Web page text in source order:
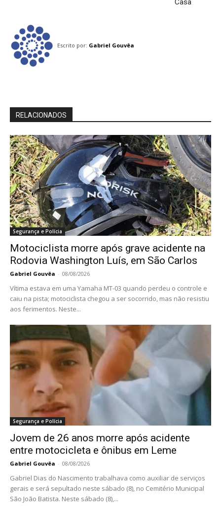
Casa
Escrito por: Gabriel Gouvêa
RELACIONADOS
Segurança e Polícia
Motociclista morre após grave acidente na
Rodovia Washington Luís, em São Carlos
Gabriel Gouvêa - 08/08/2026
Vítima estava em uma Yamaha MT-03 quando perdeu o controle e
caiu na pista; motociclista chegou a ser socorrido, mas não resistiu
aos ferimentos. Neste...
Segurança e Polícia
Jovem de 26 anos morre após acidente
entre motocicleta e ônibus em Leme
Gabriel Gouvêa - 08/08/2026
Gabriel Dias do Nascimento trabalhava como auxiliar de serviços
gerais e será sepultado neste sábado (8), no Cemitério Municipal
São João Batista. Neste sábado (8),...